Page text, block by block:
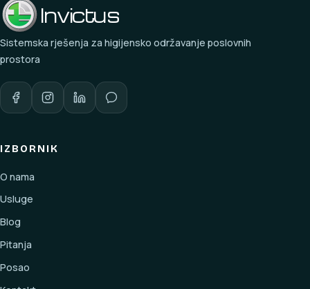
Invictus
Sistemska rješenja za higijensko održavanje poslovnih
prostora
IZBORNIK
O nama
Usluge
Blog
Pitanja
Posao